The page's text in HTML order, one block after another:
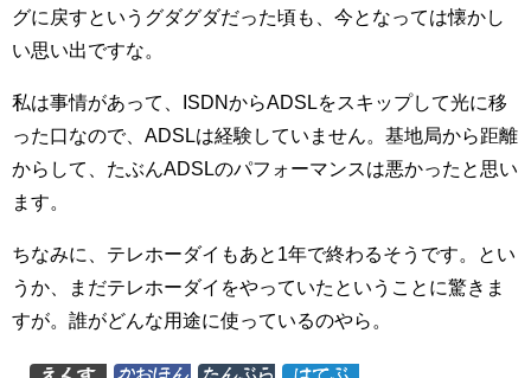
グに戻すというグダグダだった頃も、今となっては懐かし
い思い出ですな。
私は事情があって、ISDNからADSLをスキップして光に移
った口なので、ADSLは経験していません。基地局から距離
からして、たぶんADSLのパフォーマンスは悪かったと思い
ます。
ちなみに、テレホーダイもあと1年で終わるそうです。とい
うか、まだテレホーダイをやっていたということに驚きま
すが。誰がどんな用途に使っているのやら。